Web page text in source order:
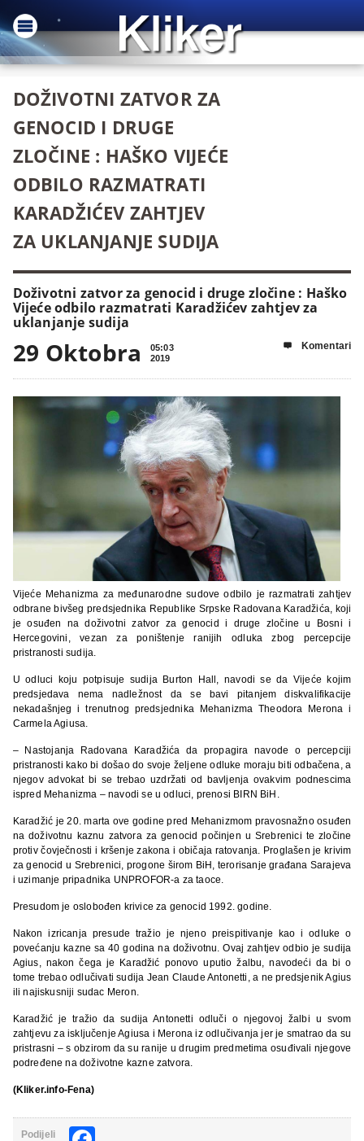
DOŽIVOTNI ZATVOR ZA
GENOCID I DRUGE
ZLOČINE : HAŠKO VIJEĆE
ODBILO RAZMATRATI
KARADŽIĆEV ZAHTJEV
ZA UKLANJANJE SUDIJA
Doživotni zatvor za genocid i druge zločine : Haško
Vijeće odbilo razmatrati Karadžićev zahtjev za
uklanjanje sudija
29 Oktobra
05:03
2019
 Komentari
Vijeće Mehanizma za međunarodne sudove odbilo je razmatrati zahtjev
odbrane bivšeg predsjednika Republike Srpske Radovana Karadžića, koji
je osuđen na doživotni zatvor za genocid i druge zločine u Bosni i
Hercegovini, vezan za poništenje ranijih odluka zbog percepcije
pristranosti sudija.
U odluci koju potpisuje sudija Burton Hall, navodi se da Vijeće kojim
predsjedava nema nadležnost da se bavi pitanjem diskvalifikacije
nekadašnjeg i trenutnog predsjednika Mehanizma Theodora Merona i
Carmela Agiusa.
– Nastojanja Radovana Karadžića da propagira navode o percepciji
pristranosti kako bi došao do svoje željene odluke moraju biti odbačena, a
njegov advokat bi se trebao uzdržati od bavljenja ovakvim podnescima
ispred Mehanizma – navodi se u odluci, prenosi BIRN BiH.
Karadžić je 20. marta ove godine pred Mehanizmom pravosnažno osuđen
na doživotnu kaznu zatvora za genocid počinjen u Srebrenici te zločine
protiv čovječnosti i kršenje zakona i običaja ratovanja. Proglašen je krivim
za genocid u Srebrenici, progone širom BiH, terorisanje građana Sarajeva
i uzimanje pripadnika UNPROFOR-a za taoce.
Presudom je oslobođen krivice za genocid 1992. godine.
Nakon izricanja presude tražio je njeno preispitivanje kao i odluke o
povećanju kazne sa 40 godina na doživotnu. Ovaj zahtjev odbio je sudija
Agius, nakon čega je Karadžić ponovo uputio žalbu, navodeći da bi o
tome trebao odlučivati sudija Jean Claude Antonetti, a ne predsjenik Agius
ili najiskusniji sudac Meron.
Karadžić je tražio da sudija Antonetti odluči o njegovoj žalbi u svom
zahtjevu za isključenje Agiusa i Merona iz odlučivanja jer je smatrao da su
pristrasni – s obzirom da su ranije u drugim predmetima osuđivali njegove
podređene na doživotne kazne zatvora.
(Kliker.info-Fena)
Podijeli